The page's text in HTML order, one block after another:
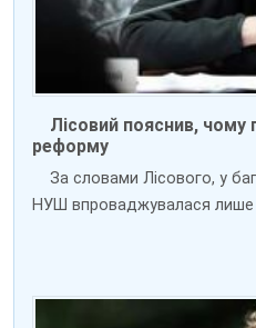
Лісовий пояснив, чому
реформу
За словами Лісового, у
НУШ впроваджувалася